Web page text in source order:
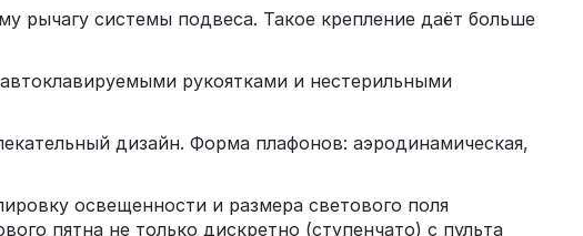
рычагу системы подвеса. Такое крепление даёт больше
рукоятками и нестерильными
дизайн. Форма плафонов: аэродинамическая,
освещенности и размера светового поля
пятна не только дискретно (ступенчато) с пульта